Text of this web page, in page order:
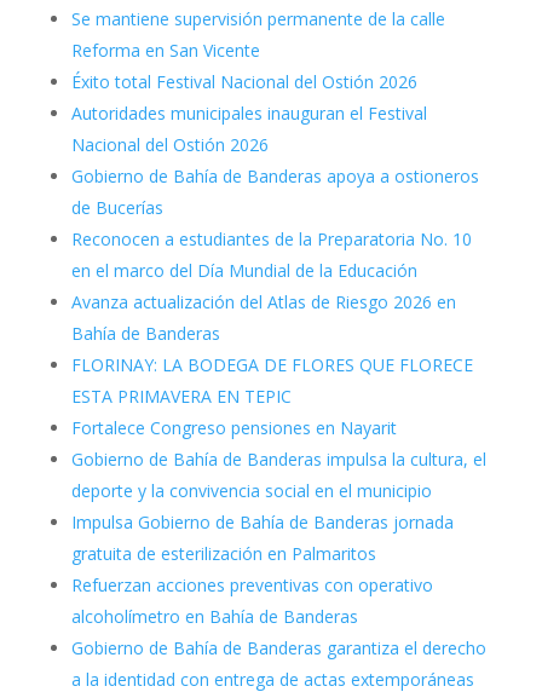
Se mantiene supervisión permanente de la calle
Reforma en San Vicente
Éxito total Festival Nacional del Ostión 2026
Autoridades municipales inauguran el Festival
Nacional del Ostión 2026
Gobierno de Bahía de Banderas apoya a ostioneros
de Bucerías
Reconocen a estudiantes de la Preparatoria No. 10
en el marco del Día Mundial de la Educación
Avanza actualización del Atlas de Riesgo 2026 en
Bahía de Banderas
FLORINAY: LA BODEGA DE FLORES QUE FLORECE
ESTA PRIMAVERA EN TEPIC
Fortalece Congreso pensiones en Nayarit
Gobierno de Bahía de Banderas impulsa la cultura, el
deporte y la convivencia social en el municipio
Impulsa Gobierno de Bahía de Banderas jornada
gratuita de esterilización en Palmaritos
Refuerzan acciones preventivas con operativo
alcoholímetro en Bahía de Banderas
Gobierno de Bahía de Banderas garantiza el derecho
a la identidad con entrega de actas extemporáneas